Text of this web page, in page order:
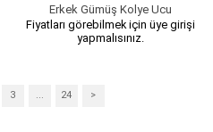
Erkek Gümüş Kolye Ucu
Fiyatları görebilmek için üye girişi
yapmalısınız.
3 ... 24 >